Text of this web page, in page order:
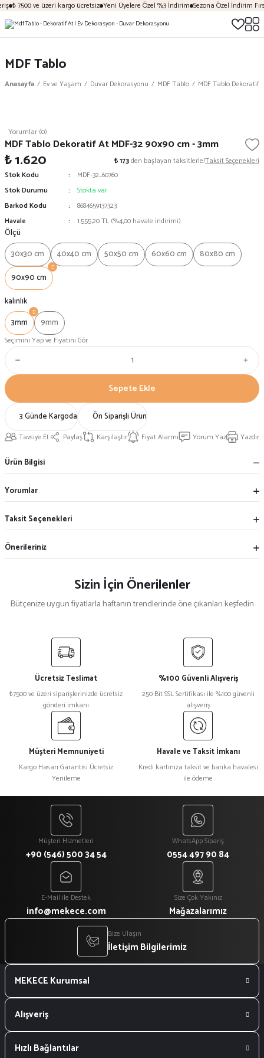
₺ 7500 ve üzeri kargo ücretsiz Yeni Üyelere Özel %3 İndirim Sezona Özel İndirim
MDF Tablo
Anasayfa Ev ve Yaşam Duvar Dekorasyonu MDF Tablo MDF Tablo Dekoratif
Yorumlar (0)
MDF Tablo Dekoratif At MDF-32 90x90 cm - 3mm
₺ 1.620 ₺ 173den başlayan taksitlerle!Taksit Seçenekleri
Stok Kodu
MDF-32_60760
Stok Durumu
Stokta var
Barkod Kodu
8684659137323
Havale
1.555,20 TL (%4,00 havale indirimi)
Ölçü
30x30 cm
40x40 cm 50x50 cm 60x60 cm
80x80 cm
90x90 cm
kalınlık
3mm
9mm
Seçimini Yap ve Fiyatını Gör
Sepete Ekle
3 Günde Kargoda Ön Siparişli Ürün
Tavsiye Et Paylaş Karşılaştır Fiyat Alarmı Yorum Yaz Yazdır
Ürün Bilgisi
Yorumlar
Taksit Seçenekleri
Önerileriniz
Sizin İçin Önerilenler
Bütçenize uygun fiyatlarla haftanın trendlerinde öne çıkanları keşfedin
Nikah Şekeri Hediyeliği Metal Ayna Magnet Nks-01
₺ 47
%15
Kristal Plaket Ekt-165a
₺ 918
Ücretsiz Teslimat
₺7500 ve üzeri siparişlerinizde ücretsiz
gönderi imkanı
%100 Güvenli Alışveriş
250 Bit SSL Sertifikası ile %100 güvenli
alışveriş
Müşteri Memnuniyeti
Kargo Hasarı Garantisi Ücretsiz
Yenileme
Havale ve Taksit İmkanı
Kredi kartınıza taksit ve banka havalesi
ile ödeme
Müşteri Hizmetleri
+90 (546) 500 34 54
WhatsApp Sipariş
0554 497 90 84
E-Mail ile Destek
info@mekece.com
Size Çok Yakınız
Mağazalarımız
Bize Ulaşın
İletişim Bilgilerimiz
MEKECE Kurumsal
Alışveriş
Hızlı Bağlantılar